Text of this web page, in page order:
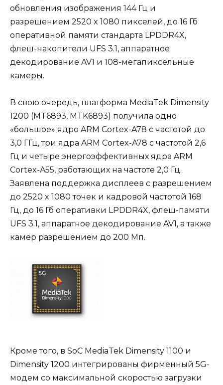
обновления изображения 144 Гц и
разрешением 2520 x 1080 пикселей, до 16 Гб
оперативной памяти стандарта LPDDR4X,
флеш-накопители UFS 3.1, аппаратное
декодирование AV1 и 108-мегапиксельные
камеры.
В свою очередь, платформа MediaTek Dimensity
1200 (MT6893, MTK6893) получила одно
«большое» ядро ARM Cortex-A78 с частотой до
3,0 ГГц, три ядра ARM Cortex-A78 с частотой 2,6
Гц и четыре энергоэффективных ядра ARM
Cortex-A55, работающих на частоте 2,0 Гц.
Заявлена поддержка дисплеев с разрешением
до 2520 x 1080 точек и кадровой частотой 168
Гц, до 16 Гб оперативки LPDDR4X, флеш-памяти
UFS 3.1, аппаратное декодирование AV1, а также
камер разрешением до 200 Мп.
Кроме того, в SoC MediaTek Dimensity 1100 и
Dimensity 1200 интегрированы фирменный 5G-
модем со максимальной скоростью загрузки